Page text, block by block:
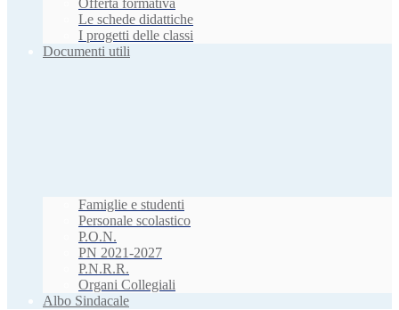
Offerta formativa
Le schede didattiche
I progetti delle classi
Documenti utili
Famiglie e studenti
Personale scolastico
P.O.N.
PN 2021-2027
P.N.R.R.
Organi Collegiali
Albo Sindacale